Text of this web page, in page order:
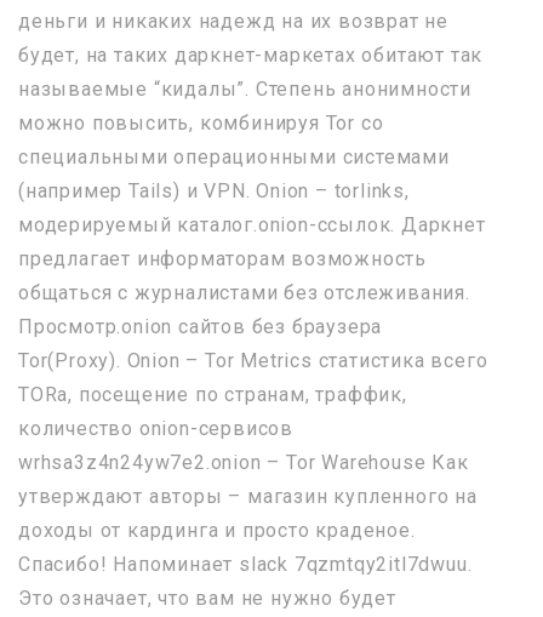
деньги и никаких надежд на их возврат не
будет, на таких даркнет-маркетах обитают так
называемые “кидалы”. Степень анонимности
можно повысить, комбинируя Tor со
специальными операционными системами
(например Tails) и VPN. Onion – torlinks,
модерируемый каталог.onion-ссылок. Даркнет
предлагает информаторам возможность
общаться с журналистами без отслеживания.
Просмотр.onion сайтов без браузера
Tor(Proxy). Onion – Tor Metrics статистика всего
TORа, посещение по странам, траффик,
количество onion-сервисов
wrhsa3z4n24yw7e2.onion – Tor Warehouse Как
утверждают авторы – магазин купленного на
доходы от кардинга и просто краденое.
Спасибо! Напоминает slack 7qzmtqy2itl7dwuu.
Это означает, что вам не нужно будет